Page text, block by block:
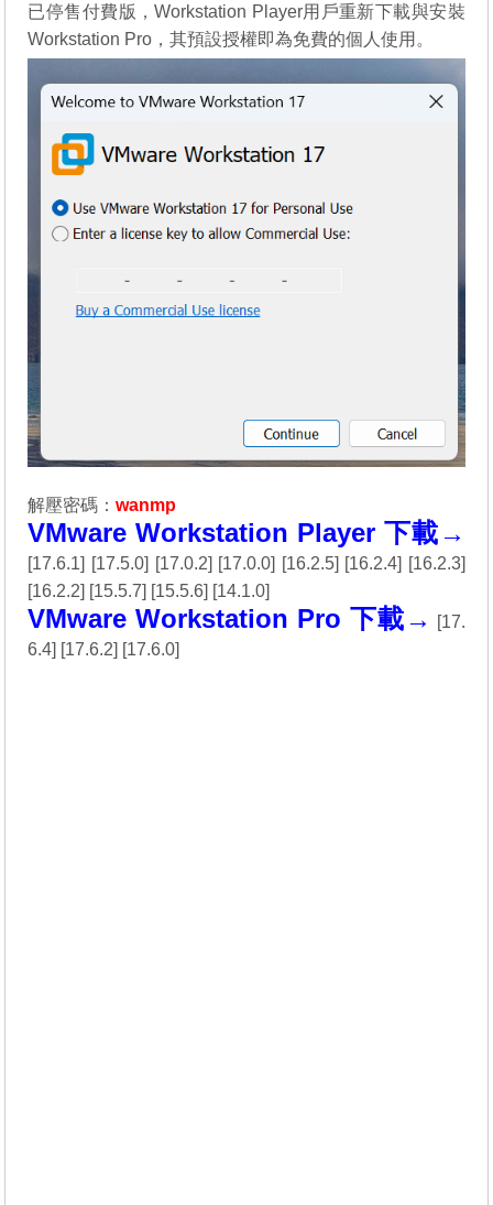
已停售付費版，Workstation Player用戶重新下載與安裝
Workstation Pro，其預設授權即為免費的個人使用。
解壓密碼：wanmp
VMware Workstation Player 下載→
[17.6.1] [17.5.0] [17.0.2] [17.0.0] [16.2.5] [16.2.4] [16.2.3]
[16.2.2] [15.5.7] [15.5.6] [14.1.0]
VMware Workstation Pro 下載→ [17.
6.4] [17.6.2] [17.6.0]